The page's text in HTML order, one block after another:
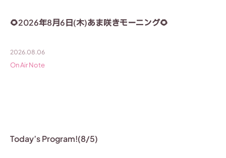
🌻2026年8月6日(木)あま咲きモーニング🌻
2026.08.06
On Air Note
Today’s Program!(8/5)